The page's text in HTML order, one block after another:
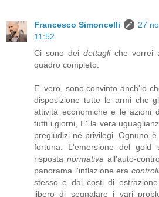
Francesco Simoncelli
27
11:52
Ci sono dei dettagliche vorrei
quadro completo.
E' vero, sono convinto anch'io
disposizione tutte le armi che
attività economiche e le azioni
tutti i giorni, E' la vera
pregiudizi né privilegi. Ognuno
fortuna. L'emersione del gold
risposta normativa all'auto-
panorama l'inflazione era
stesso e dai costi di
libero di segnalare i vari